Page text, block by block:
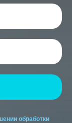
обработки